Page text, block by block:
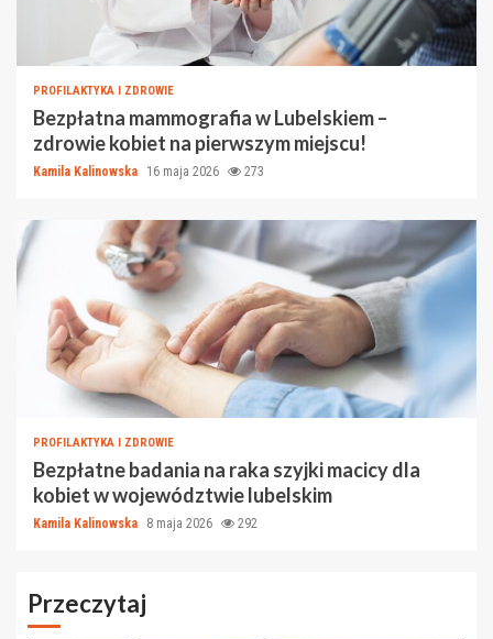
PROFILAKTYKA I ZDROWIE
Bezpłatna mammografia w Lubelskiem –
zdrowie kobiet na pierwszym miejscu!
Kamila Kalinowska 16 maja 2026 273
PROFILAKTYKA I ZDROWIE
Bezpłatne badania na raka szyjki macicy dla
kobiet w województwie lubelskim
Kamila Kalinowska 8 maja 2026 292
Przeczytaj